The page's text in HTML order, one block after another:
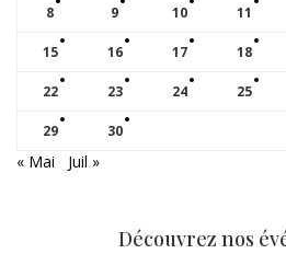
8 9 10 11
15 16 17 18
22 23 24 25
29 30
« Mai Juil »
Découvrez nos